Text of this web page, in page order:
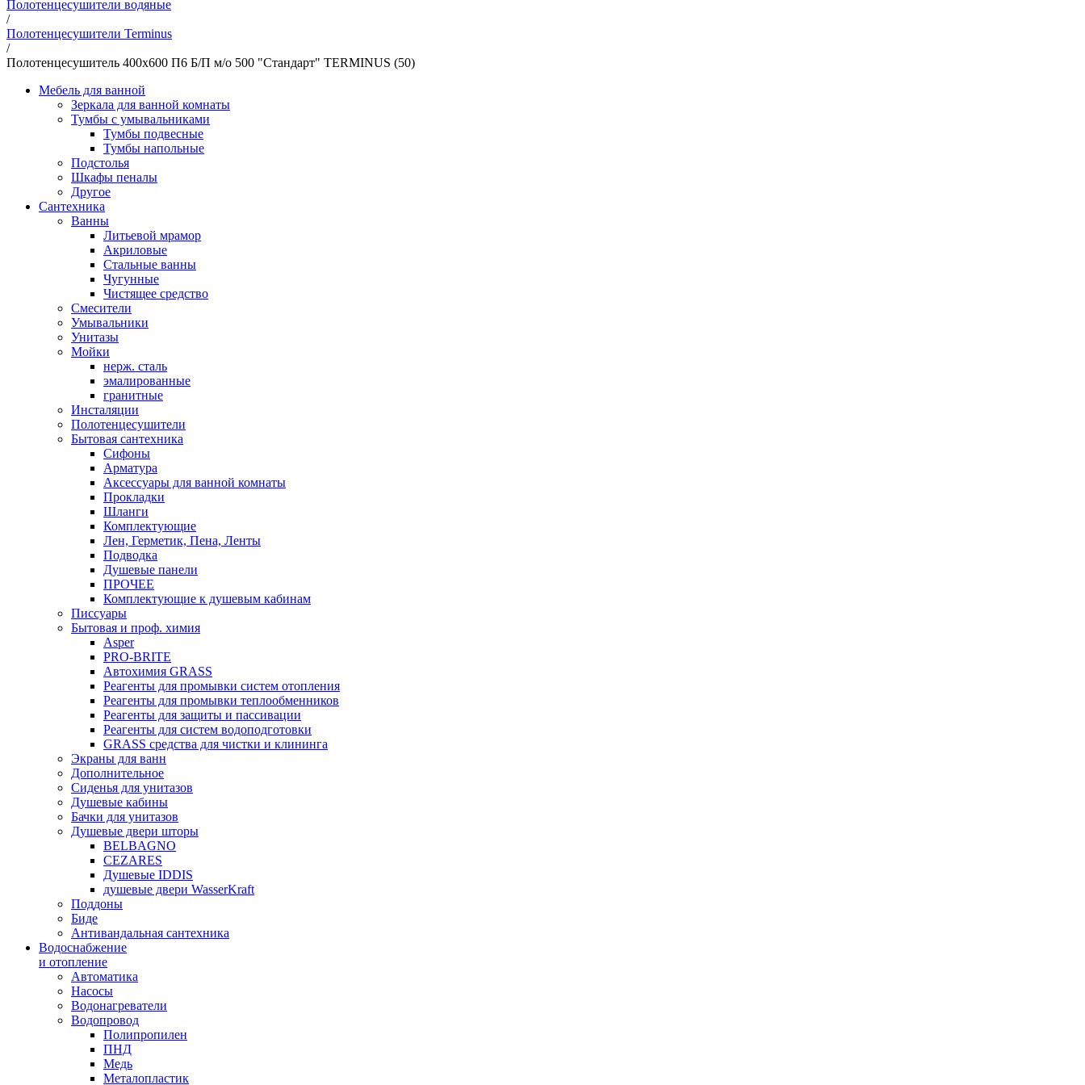
Полотенцесушители водяные
/
Полотенцесушители Terminus
/
Полотенцесушитель 400х600 П6 Б/П м/о 500 "Стандарт" TERMINUS (50)
Мебель для ванной
Зеркала для ванной комнаты
Тумбы с умывальниками
Тумбы подвесные
Тумбы напольные
Подстолья
Шкафы пеналы
Другое
Сантехника
Ванны
Литьевой мрамор
Акриловые
Стальные ванны
Чугунные
Чистящее средство
Смесители
Умывальники
Унитазы
Мойки
нерж. сталь
эмалированные
гранитные
Инсталяции
Полотенцесушители
Бытовая сантехника
Сифоны
Арматура
Аксессуары для ванной комнаты
Прокладки
Шланги
Комплектующие
Лен, Герметик, Пена, Ленты
Подводка
Душевые панели
ПРОЧЕЕ
Комплектующие к душевым кабинам
Писсуары
Бытовая и проф. химия
Asper
PRO-BRITE
Автохимия GRASS
Реагенты для промывки систем отопления
Реагенты для промывки теплообменников
Реагенты для защиты и пассивации
Реагенты для систем водоподготовки
GRASS средства для чистки и клининга
Экраны для ванн
Дополнительное
Сиденья для унитазов
Душевые кабины
Бачки для унитазов
Душевые двери шторы
BELBAGNO
CEZARES
Душевые IDDIS
душевые двери WasserKraft
Поддоны
Биде
Антивандальная сантехника
Водоснабжение
и отопление
Автоматика
Насосы
Водонагреватели
Водопровод
Полипропилен
ПНД
Медь
Металопластик